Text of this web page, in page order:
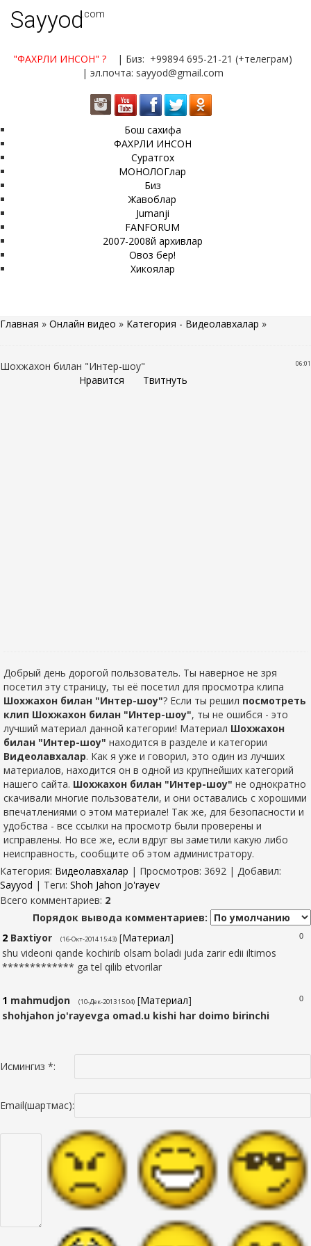
Sayyod.com
"ФАХРЛИ ИНСОН" ?
| Биз: +99894 695-21-21 (+телеграм)
| эл.почта: sayyod@gmail.com
Бош сахифа
ФАХРЛИ ИНСОН
Суратгох
МОНОЛОГлар
Биз
Жавоблар
Jumanji
FANFORUM
2007-2008й архивлар
Овоз бер!
Хикоялар
Главная » Онлайн видео » Категория - Видеолавхалар »
06:01
Шохжахон билан "Интер-шоу"
Нравится
Твитнуть
Добрый день дорогой пользователь. Ты наверное не зря
посетил эту страницу, ты её посетил для просмотра клипа
Шохжахон билан "Интер-шоу"? Если ты решил посмотреть
клип Шохжахон билан "Интер-шоу", ты не ошибся - это
лучший материал данной категории! Материал Шохжахон
билан "Интер-шоу" находится в разделе и категории
Видеолавхалар. Как я уже и говорил, это один из лучших
материалов, находится он в одной из крупнейших категорий
нашего сайта. Шохжахон билан "Интер-шоу" не однократно
скачивали многие пользователи, и они оставались с хорошими
впечатлениями о этом материале! Так же, для безопасности и
удобства - все ссылки на просмотр были проверены и
исправлены. Но все же, если вдруг вы заметили какую либо
неисправность, сообщите об этом администратору.
Категория: Видеолавхалар | Просмотров: 3692 | Добавил:
Sayyod | Теги: Shoh Jahon Jo'rayev
Всего комментариев: 2
Порядок вывода комментариев:
0
2 Baxtiyor (16-Окт-2014 15:43) [Материал]
shu videoni qande kochirib olsam boladi juda zarir edii iltimos
************* ga tel qilib etvorilar
0
1 mahmudjon (10-Дек-2013 15:04) [Материал]
shohjahon jo'rayevga omad.u kishi har doimo birinchi
Исмингиз *:
Email(шартмас):